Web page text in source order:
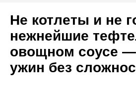
Не котлеты и не
нежнейшие
овощном соусе
ужин без